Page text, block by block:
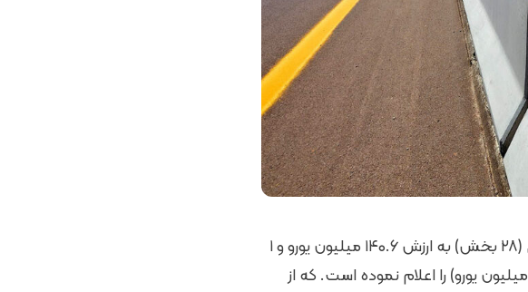
شرکت ملی راه قزاقستان ۴ فقره مناقصه تعمیرات متوسط بزرگراهی (۲۸ بخش) به ارزش ۱۴۰.۶ میلیون یورو و ۱
فقره مناقصه تعمیرات جاده های استانی (شهر آقتوبه به ارزش ۱۴.۶ میلیون یورو) را اعلام نموده است. که از